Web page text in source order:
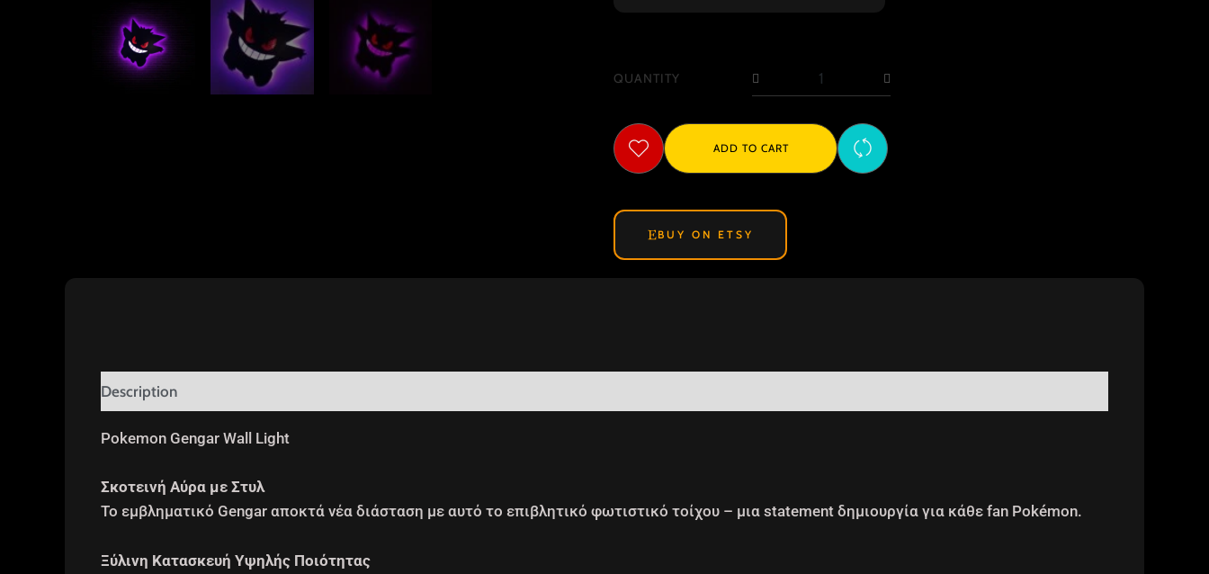
QUANTITY
Gengar
Wall
Light-
Φωτιστικο
Τοιχου
ADD TO CART
BUY ON ETSY
Description
Pokemon Gengar Wall Light
Σκοτεινή Αύρα με Στυλ
Το εμβληματικό Gengar αποκτά νέα διάσταση με αυτό το επιβλητικό φωτιστικό τοίχου – μια statement δημιουργία για κάθε fan Pokémon.
Ξύλινη Κατασκευή Υψηλής Ποιότητας